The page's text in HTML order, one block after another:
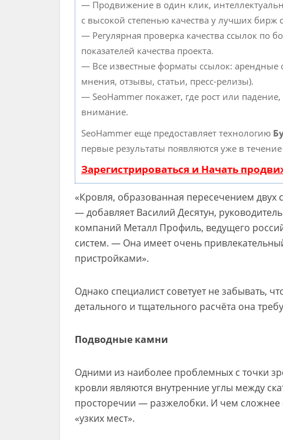
— Продвижение в один клик,
с высокой степенью качества у лучших бирж
— Регулярная проверка качества ссылок по
показателей качества проекта.
— Все известные форматы ссылок:
мнения, отзывы, статьи, пресс-релизы).
— SeoHammer покажет, где рост или
внимание.
SeoHammer еще предоставляет технологию
первые результаты появляются уже в
Зарегистрироваться и Начать
«Кровля, образованная пересечением
— добавляет Василий Десятун,
компаний Металл Профиль, ведущего
систем. — Она имеет очень
пристройками».
Однако специалист советует не забывать,
детального и тщательного расчёта она
Подводные камни
Одними из наиболее проблемных с точки
кровли являются внутренние углы между
просторечии — разжелобки. И чем сложнее
«узких мест».